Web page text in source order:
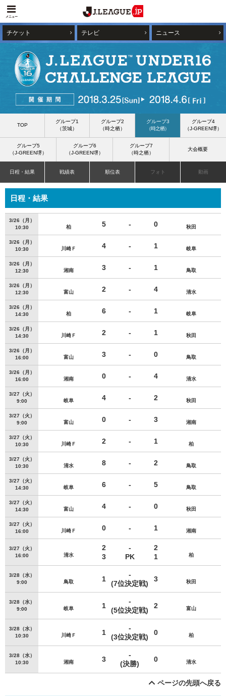
メニュー
チケット テレビ ニュース
TOP
グループ1
（茨城）
グループ2
（時之栖）
グループ3
（時之栖）
グループ4
（J-GREEN堺）
グループ5
（J-GREEN堺）
グループ6
（J-GREEN堺）
グループ7
（時之栖）
大会概要
日程・結果 戦績表 順位表 フォト 動画
日程・結果
3/26（月）
10:30
柏 5 - 0 秋田
3/26（月）
10:30
川崎Ｆ 4 - 1 岐阜
3/26（月）
12:30
湘南 3 - 1 鳥取
3/26（月）
12:30
富山 2 - 4 清水
3/26（月）
14:30
柏 6 - 1 岐阜
3/26（月）
14:30
川崎Ｆ 2 - 1 秋田
3/26（月）
16:00
富山 3 - 0 鳥取
3/26（月）
16:00
湘南 0 - 4 清水
3/27（火）
9:00
岐阜 4 - 2 秋田
3/27（火）
9:00
富山 0 - 3 湘南
3/27（火）
10:30
川崎Ｆ 2 - 1 柏
3/27（火）
10:30
清水 8 - 2 鳥取
3/27（火）
14:30
岐阜 6 - 5 鳥取
3/27（火）
14:30
富山 4 - 0 秋田
3/27（火）
16:00
川崎Ｆ 0 - 1 湘南
3/27（火）
16:00
清水
2
3
-
PK
2
1
柏
3/28（水）
9:00
鳥取 1
-
(7位決定戦)
3 秋田
3/28（水）
9:00
岐阜 1
-
(5位決定戦)
2 富山
3/28（水）
10:30
川崎Ｆ 1
-
(3位決定戦)
0 柏
3/28（水）
10:30
湘南 3
-
(決勝)
0 清水
ページの先頭へ戻る